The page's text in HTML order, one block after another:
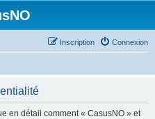
Connexion
Inscription
en détail comment « CasusNO » et